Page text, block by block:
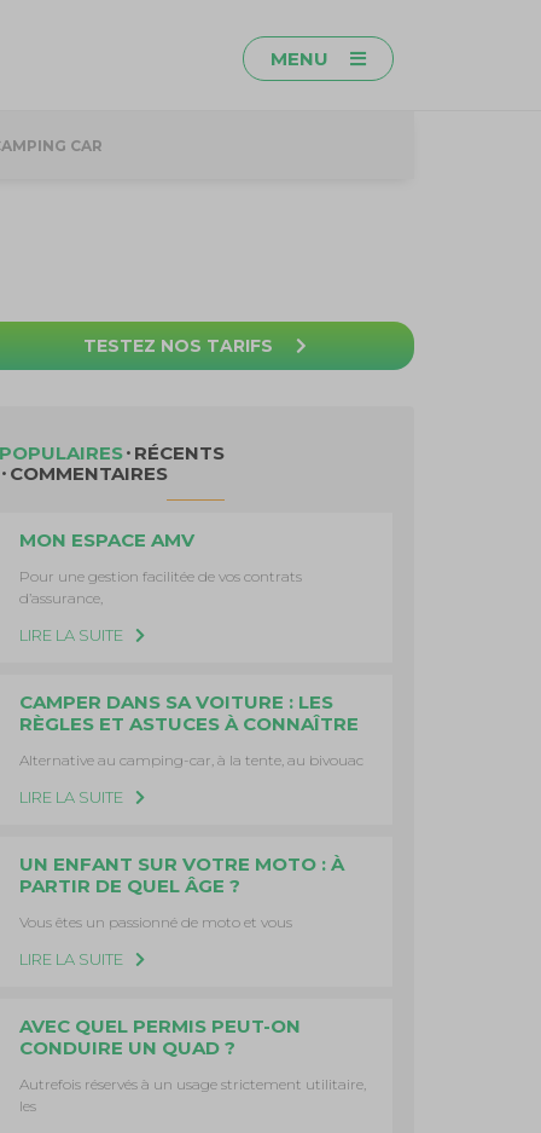
MENU
CAR
TESTEZ NOS TARIFS
POPULAIRES RÉCENTS
COMMENTAIRES
MON ESPACE AMV
Pour une gestion facilitée de vos contrats
d’assurance,
LIRE LA SUITE
CAMPER DANS SA VOITURE : LES
RÈGLES ET ASTUCES À CONNAÎTRE
Alternative au camping-car, à la tente, au bivouac
LIRE LA SUITE
UN ENFANT SUR VOTRE MOTO : À
PARTIR DE QUEL ÂGE ?
Vous êtes un passionné de moto et vous
LIRE LA SUITE
AVEC QUEL PERMIS PEUT-ON
CONDUIRE UN QUAD ?
Autrefois réservés à un usage strictement utilitaire,
les